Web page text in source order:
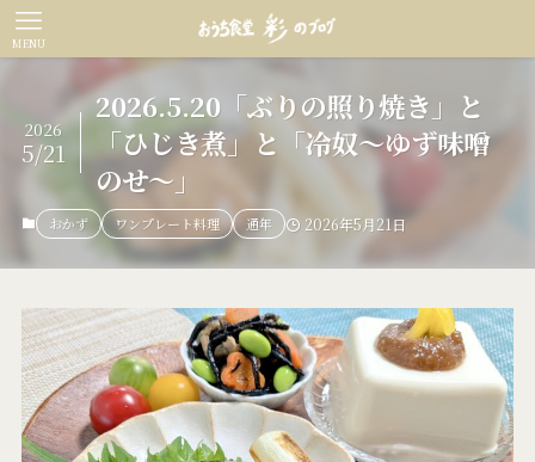
MENU
2026.5.20「ぶりの照り焼き」と
「ひじき煮」と「冷奴～ゆず味噌
のせ～」
2026
5/21
おかず ワンプレート料理 通年 2026年5月21日